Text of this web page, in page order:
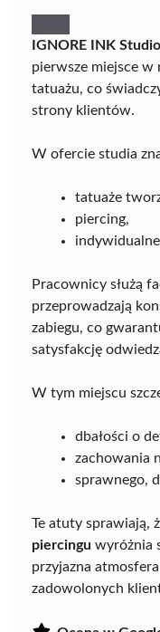
IGNORE INK
pierwsze miejsce
tatuażu, co
strony klientów.
W ofercie studia
tatuaże
piercing,
Pracownicy służą
przeprowadzają
zabiegu, co
satysfakcję
W tym miejscu
dbałości o
zachowania
sprawnego,
Te atuty sprawiają,
piercingu wyróżnia
przyjazna
zadowolonych